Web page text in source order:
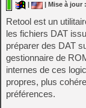
| Mise à jour
Retool est un
les fichiers DAT
préparer des DAT
gestionnaire de
internes de ces
propres, plus
préférences.